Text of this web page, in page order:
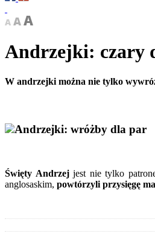
Andrzejki: czary
W andrzejki można nie tylko
Andrzejki: wróżby dla par
Święty Andrzejjest nie tylko
anglosaskim, powtórzyli przysięgę